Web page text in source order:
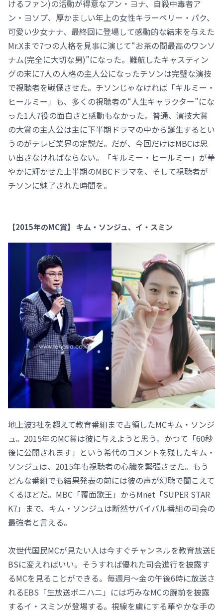
けるファン)の活動が得意なアン・ヨナ、自殺中毒者ア
ン・ヨソプ、厚かましい年上の女性キラーペリー・パク、
可愛い少女ナナ、最終回に登場して感動的な結末を与えた
Mr.Xまで7つの人格を見事に演じて“お茶の間最高のワンソ
ナム(完全に大切な男)”になった。難航したキャスティン
グの末に7人の人格の主人公になったチソンは完璧な演技
で視聴者を戦慄させた。チソンじゃなければ「キルミー・
ヒールミー」も、多くの視聴者の“人生キャラクター”にな
った1人7役の面白さと感動もなかった。普通、演技大賞
の大賞の主人公は主に下半期ドラマの中から誕生するとい
うのがテレビ業界の定説だ。だが、今回だけはMBCは思
い出さなければならない。「キルミー・ヒールミー」が華
やかに輝かせた上半期のMBCドラマを、そして視聴者が
チソンに魅了された時間を。
【2015年のMC賞】 キム・ソンジュ、イ・スミン
地上波3社を超えて教育番組まで占領したMCキム・ソンジ
ュ。2015年のMC賞は彼に与えようと思う。かつて「60秒
後に公開されます」という希代のコメントを残したキム・
ソンジュは、2015年も視聴者の心臓を緊張させた。もう
どんな番組でも結果発表の前には彼の声が幻聴で聞こえて
くるほどだ。MBC「覆面歌王」からMnet「SUPER STAR
K7」まで、キム・ソンジュは断然サバイバル番組の司会の
最強者と言える。
次世代国民MCが見たい人は今すぐチャンネルを教育放送E
BSに変えればいい。そうすれば優れた司会進行を披露す
るMCを見ることができる。毎週月～金の午後6時に放送さ
れるEBS「生放送ボニハニ」には巧みなMCの腕前を披露
するイ・スミンが登場する。視線を虜にする華やかな手の